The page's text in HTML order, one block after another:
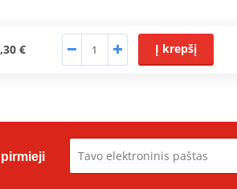
€ Į krepšį